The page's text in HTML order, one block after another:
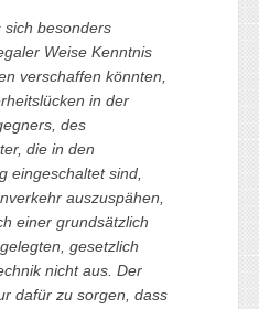
sich besonders
Weise Kenntnis
verschaffen könnten,
in der
des
die in den
eingeschaltet sind,
auszuspähen,
einer grundsätzlich
gesetzlich
nicht aus. Der
dafür zu sorgen, dass